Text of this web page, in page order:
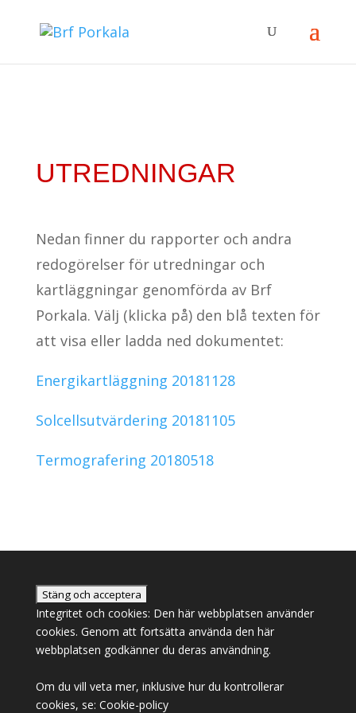
UTREDNINGAR
Nedan finner du rapporter och andra
redogörelser för utredningar och
kartläggningar genomförda av Brf
Porkala. Välj (klicka på) den blå texten för
att visa eller ladda ned dokumentet:
Energikartläggning 20181128
Solcellsutvärdering 20181105
Termografering 20180518
Integritet och cookies: Den här webbplatsen använder
cookies. Genom att fortsätta använda den här
webbplatsen godkänner du deras användning.
Om du vill veta mer, inklusive hur du kontrollerar
cookies, se: Cookie-policy